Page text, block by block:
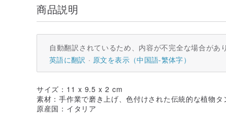
商品説明
自動翻訳されているため、内容が不完全な場合があ
英語に翻訳
原文を表示（中国語-繁体字）
サイズ：11 x 9.5 x 2 cm
素材：手作業で磨き上げ、色付けされた伝統的な植物タ
原産国：イタリア